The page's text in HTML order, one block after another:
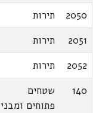
2050 תירות
2051
תירות
2052
תירות
140
שטחים
פתוחים ומבני